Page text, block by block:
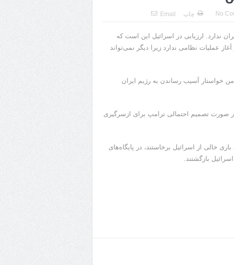
No چاپ Email
ندارد. ارزیابی در اسرائیل این است که
عملیات نظامی ندارد زیرا دیگر نمی‌تواند
خواستار آسیب رساندن به رژیم ایران
صورت تصمیم احتمالی ترامپ برای ازسرگیری
ده‌ها هواپیمای باری خالی از اسرائیل برخاستند، در پایگاه‌های
بازگشتند.